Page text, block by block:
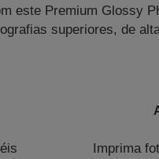
este Premium Glossy
superiores, de
Imprima